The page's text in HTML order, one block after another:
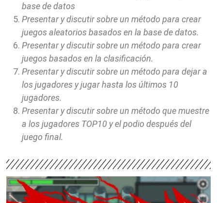
base de datos
Presentar y discutir sobre un método para crear
juegos aleatorios basados en la base de datos.
Presentar y discutir sobre un método para crear
juegos basados en la clasificación.
Presentar y discutir sobre un método para dejar a
los jugadores y jugar hasta los últimos 10
jugadores.
Presentar y discutir sobre un método que muestre
a los jugadores TOP10 y el podio después del
juego final.